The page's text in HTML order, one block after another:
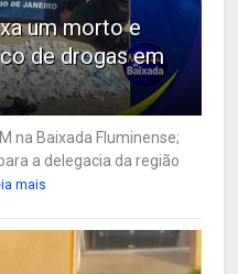
um morto e
de drogas em
na Baixada Fluminense;
a delegacia da região
mais